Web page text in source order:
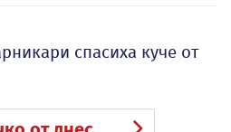
спасиха куче от